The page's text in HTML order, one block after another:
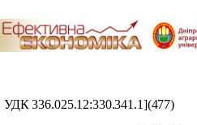
УДК 336.025.12:330.341.1](477)